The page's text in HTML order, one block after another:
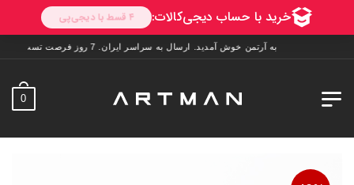
به آرتمن خوش آمدید. ارسال به سراسر ایران. 7 روز فرصت تست در منزل. 1 سال خدمات پس از فروش.
0